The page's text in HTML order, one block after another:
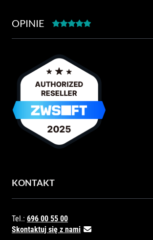
OPINIE
KONTAKT
Tel.: 696 00 55 00
Skontaktuj się z nami